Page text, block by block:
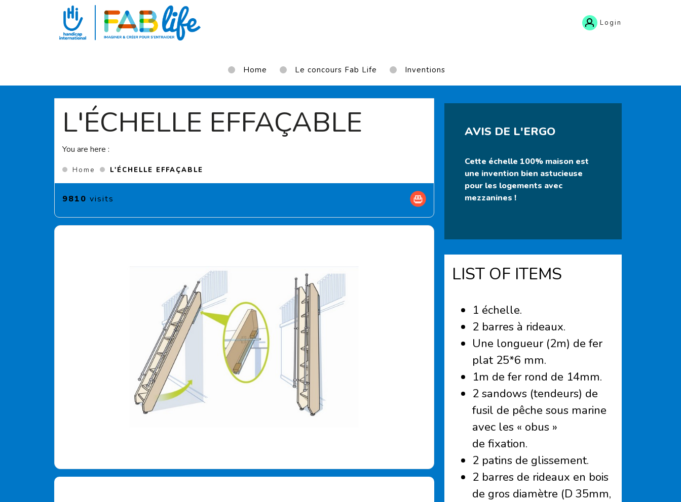
Aller au contenu principal
Login
Home Le concours Fab Life Inventions
L'ÉCHELLE EFFAÇABLE
You are here :
Home L'ÉCHELLE EFFAÇABLE
9810 visits
AVIS DE L'ERGO
Cette échelle 100% maison est
une invention bien astucieuse
pour les logements avec
mezzanines !
LIST OF ITEMS
1 échelle.
2 barres à rideaux.
Une longueur (2m) de fer
plat 25*6 mm.
1m de fer rond de 14mm.
2 sandows (tendeurs) de
fusil de pêche sous marine
avec les « obus »
de fixation.
2 patins de glissement.
2 barres de rideaux en bois
de gros diamètre (D 35mm,